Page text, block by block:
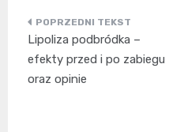
Nawigacja
wpisu
Lipoliza podbródka –
efekty przed i po zabiegu
oraz opinie